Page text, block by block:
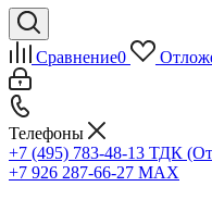
Сравнение0
Телефоны
+7 (495) 783-48-13 ТДК
+7 926 287-66-27 МАХ